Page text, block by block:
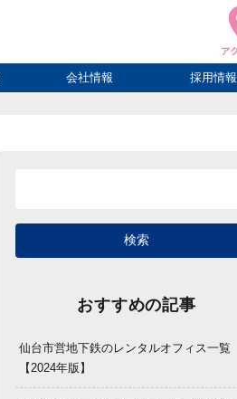
会社情報 採用情報
おすすめの記事
仙台市営地下鉄のレンタルオフィス一覧
【2024年版】